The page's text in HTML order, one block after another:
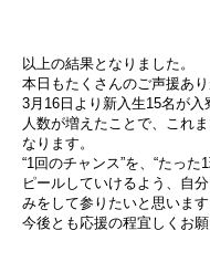
以上の結果となりました。
本日もたくさんのご声援あり
3月16日より新入生15名が入
人数が増えたことで、これ
なります。
“1回のチャンス”を、“たった
ピールしていけるよう、自
みをして参りたいと思います
今後とも応援の程宜しくお願